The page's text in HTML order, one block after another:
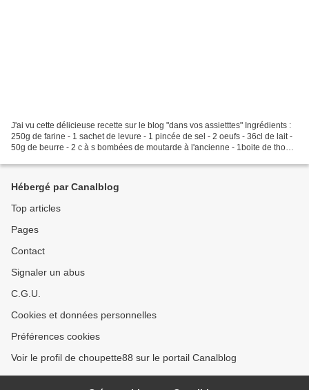
J'ai vu cette délicieuse recette sur le blog "dans vos assietttes" Ingrédients :
250g de farine - 1 sachet de levure - 1 pincée de sel - 2 oeufs - 36cl de lait -
50g de beurre - 2 c à s bombées de moutarde à l'ancienne - 1boite de thon
Hébergé par Canalblog
Top articles
Pages
Contact
Signaler un abus
C.G.U.
Cookies et données personnelles
Préférences cookies
Voir le profil de choupette88 sur le portail Canalblog